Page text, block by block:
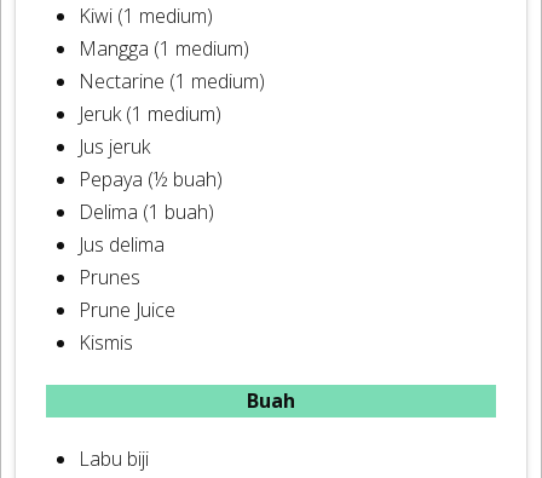
Kiwi (1 medium)
Mangga (1 medium)
Nectarine (1 medium)
Jeruk (1 medium)
Jus jeruk
Pepaya (½ buah)
Delima (1 buah)
Jus delima
Prunes
Prune Juice
Kismis
Buah
Labu biji